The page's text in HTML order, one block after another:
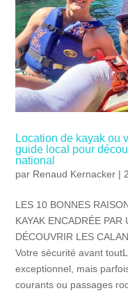
Location de kayak ou
guide local pour
national
par Renaud Kernacker |
LES 10 BONNES
KAYAK ENCADRÉE
DÉCOUVRIR LES
Votre sécurité avant
exceptionnel, mais
courants ou passages